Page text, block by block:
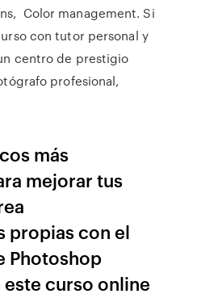
Color management. Si
con tutor personal y
centro de prestigio
profesional,
más
mejorar tus
propias con el
Photoshop
este curso online